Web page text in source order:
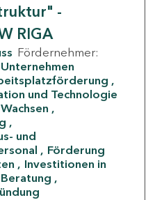
-
RIGA
Fördernehmer:
Unternehmen
und Technologie
und
Förderung
Investitionen in